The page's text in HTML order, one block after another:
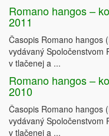
Romano hangos –
2011
Časopis Romano hangos
vydávaný Spoločenstvom
v tlačenej a ...
Romano hangos –
2010
Časopis Romano hangos
vydávaný Spoločenstvom
v tlačenej a ...